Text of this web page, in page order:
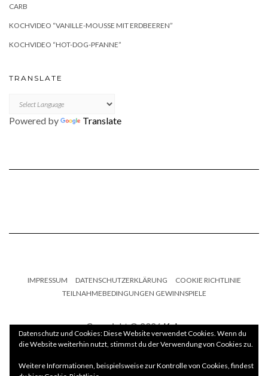
CARB
KOCHVIDEO “VANILLE-MOUSSE MIT ERDBEEREN”
KOCHVIDEO “HOT-DOG-PFANNE”
TRANSLATE
Powered by Translate
IMPRESSUM DATENSCHUTZERKLÄRUNG
COOKIE RICHTLINIE
TEILNAHMEBEDINGUNGEN GEWINNSPIELE
Copyright © 2026Kale
Kaleby LyraThemes.com.
Datenschutz und Cookies: Diese Website verwendet Cookies. Wenn du
die Website weiterhin nutzt, stimmst du der Verwendung von Cookies zu.
Weitere Informationen, beispielsweise zur Kontrolle von Cookies, findest